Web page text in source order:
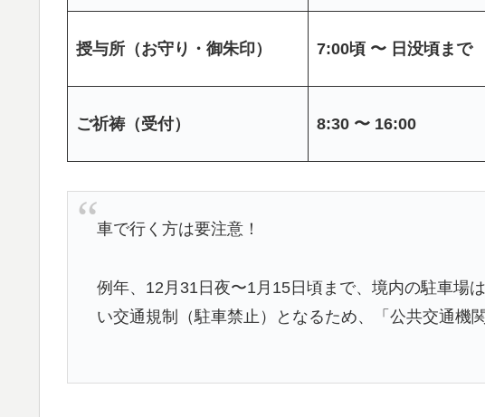
授与所（お守り・御朱印） 7:00頃 〜 日没頃まで
ご祈祷（受付） 8:30 〜 16:00
車で行く方は要注意！
例年、12月31日夜〜1月15日頃まで、境内の駐車場
い交通規制（駐車禁止）となるため、「公共交通機